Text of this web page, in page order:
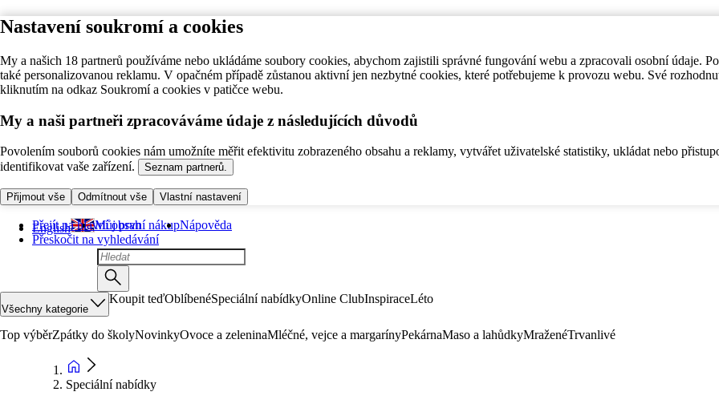
Nastavení soukromí a cookies
My a našich 18 partnerů používáme nebo ukládáme soubory cookies, abychom zajistili správné fungování webu a zpracovali osobní údaje.
také personalizovanou reklamu. V opačném případě zůstanou aktivní jen nezbytné cookies, které potřebujeme k provozu webu. Své
kliknutím na odkaz Soukromí a cookies v patičce webu.
My a naši partneři zpracováváme údaje z následujících důvodů
Povolením souborů cookies nám umožníte měřit efektivitu zobrazeného obsahu a reklamy, vytvářet uživatelské statistiky, ukládat nebo
identifikovat vaše zařízení.
Seznam partnerů.
Přijmout vše Odmítnout vše Vlastní nastavení
Přejít na hlavní obsah
Přeskočit na vyhledávání
English Můj první nákupNápověda
Všechny kategorie
Koupit teďOblíbenéSpeciální nabídkyOnline ClubInspiraceLéto
Top výběrZpátky do školyNovinkyOvoce a zeleninaMléčné, vejce a margarínyPekárnaMaso a lahůdkyMraženéTrvanlivé
Speciální nabídky